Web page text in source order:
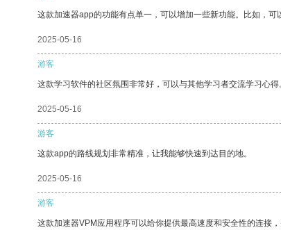
这款加速器app的功能有点单一，可以增加一些新功能。比如，
2025-05-16
游客
这款学习软件的社区氛围非常好，可以与其他学习者交流学习心得
2025-05-16
游客
这款app的路线规划非常精准，让我能够快速到达目的地。
2025-05-16
游客
这款加速器VPM应用程序可以给你提供最高速度和安全性的连接，